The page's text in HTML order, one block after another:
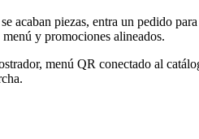
acaban piezas, entra un pedido
y promociones alineados.
menú QR conectado al